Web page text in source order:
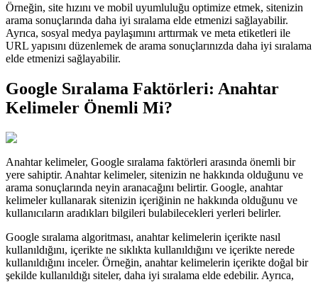
Örneğin, site hızını ve mobil uyumluluğu optimize etmek, sitenizin
arama sonuçlarında daha iyi sıralama elde etmenizi sağlayabilir.
Ayrıca, sosyal medya paylaşımını arttırmak ve meta etiketleri ile
URL yapısını düzenlemek de arama sonuçlarınızda daha iyi sıralama
elde etmenizi sağlayabilir.
Google Sıralama Faktörleri: Anahtar
Kelimeler Önemli Mi?
Anahtar kelimeler, Google sıralama faktörleri arasında önemli bir
yere sahiptir. Anahtar kelimeler, sitenizin ne hakkında olduğunu ve
arama sonuçlarında neyin aranacağını belirtir. Google, anahtar
kelimeler kullanarak sitenizin içeriğinin ne hakkında olduğunu ve
kullanıcıların aradıkları bilgileri bulabilecekleri yerleri belirler.
Google sıralama algoritması, anahtar kelimelerin içerikte nasıl
kullanıldığını, içerikte ne sıklıkta kullanıldığını ve içerikte nerede
kullanıldığını inceler. Örneğin, anahtar kelimelerin içerikte doğal bir
şekilde kullanıldığı siteler, daha iyi sıralama elde edebilir. Ayrıca,